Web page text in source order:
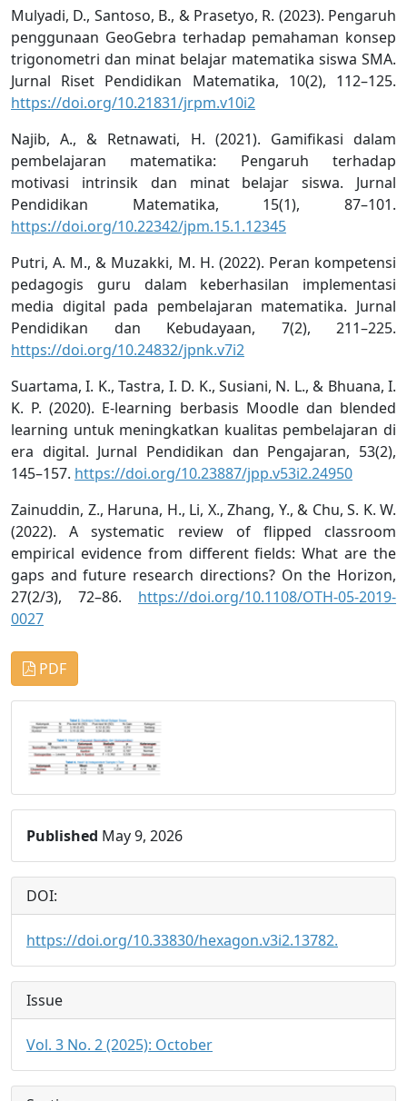
Mulyadi, D., Santoso, B., & Prasetyo, R. (2023). Pengaruh
penggunaan GeoGebra terhadap pemahaman konsep
trigonometri dan minat belajar matematika siswa SMA.
Jurnal Riset Pendidikan Matematika, 10(2), 112–125.
https://doi.org/10.21831/jrpm.v10i2
Najib, A., & Retnawati, H. (2021). Gamifikasi dalam
pembelajaran matematika: Pengaruh terhadap
motivasi intrinsik dan minat belajar siswa. Jurnal
Pendidikan Matematika, 15(1), 87–101.
https://doi.org/10.22342/jpm.15.1.12345
Putri, A. M., & Muzakki, M. H. (2022). Peran kompetensi
pedagogis guru dalam keberhasilan implementasi
media digital pada pembelajaran matematika. Jurnal
Pendidikan dan Kebudayaan, 7(2), 211–225.
https://doi.org/10.24832/jpnk.v7i2
Suartama, I. K., Tastra, I. D. K., Susiani, N. L., & Bhuana, I.
K. P. (2020). E-learning berbasis Moodle dan blended
learning untuk meningkatkan kualitas pembelajaran di
era digital. Jurnal Pendidikan dan Pengajaran, 53(2),
145–157. https://doi.org/10.23887/jpp.v53i2.24950
Zainuddin, Z., Haruna, H., Li, X., Zhang, Y., & Chu, S. K. W.
(2022). A systematic review of flipped classroom
empirical evidence from different fields: What are the
gaps and future research directions? On the Horizon,
27(2/3), 72–86. https://doi.org/10.1108/OTH-05-2019-
0027
PDF
Published May 9, 2026
DOI:
https://doi.org/10.33830/hexagon.v3i2.13782.
Issue
Vol. 3 No. 2 (2025): October